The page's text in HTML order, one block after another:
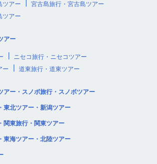
ツアー
宮古島旅行・宮古島ツアー
ツアー
アー
ニセコ旅行・ニセコツアー
ー
道東旅行・道東ツアー
アー・スノボ旅行・スノボツアー
東北ツアー・新潟ツアー
関東旅行・関東ツアー
東海ツアー・北陸ツアー